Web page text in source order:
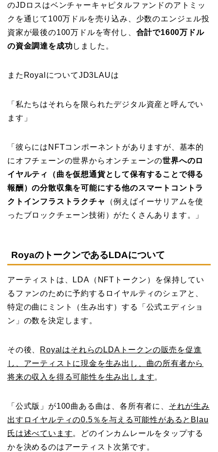
のJDロスはベンチャーキャピタルファンドのアトミッ
クを通じて100万ドルを売り込み、少数のエンジェル投
資家が最後の100万ドルを寄付し、 合計で1600万ドル
の資金調達を成功しました。
またRoyalについてJD3LAUは
「私たちはそれらを限られたデジタル資産と呼んでい
ます」
「彼らにはNFTコンポーネントがありますが、基本的
にオフチェーンの世界からオンチェーンの世界へのロ
イヤルティ（曲を仮想通貨として保有することで得る
報酬）の分散収集を可能にする他のスマートコントラ
クトインフラストラクチャ
（例えばイーサリアムを使
ったブロックチェーン技術）がたくさんあります。」
RoyaのトークンであるLDAについて
アーティストは、LDA（NFTトークン）を保持してい
るファンのために予約するロイヤルティのシェアと、
特定の曲にミント（生み出す）する「公式エディショ
ン」の数を決定します。
その後、
RoyalはそれらのLDAトークンの販売を促進
し、アーティストに現金を生み出し、曲の所有者から
将来の収入を得る可能性を生み出します。
「公式版」が100曲ある曲は、各所有者に、 それが生み
出すロイヤルティの0.5％を与える可能性があるとBlau
氏は述べています。どのインカムレールをタップする
かを決めるのはアーティスト次第です。